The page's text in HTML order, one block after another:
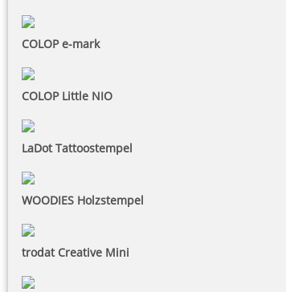
COLOP e-mark
COLOP Little NIO
LaDot Tattoostempel
WOODIES Holzstempel
trodat Creative Mini